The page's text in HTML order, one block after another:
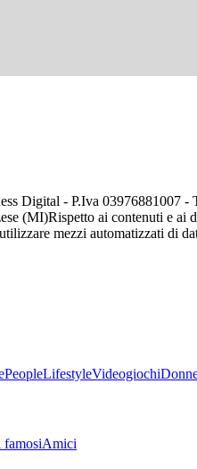
Digital - P.Iva 03976881007 -
(MI)Rispetto ai contenuti e ai
mezzi automatizzati di
PeopleLifestyleVideogiochi
famosiAmici